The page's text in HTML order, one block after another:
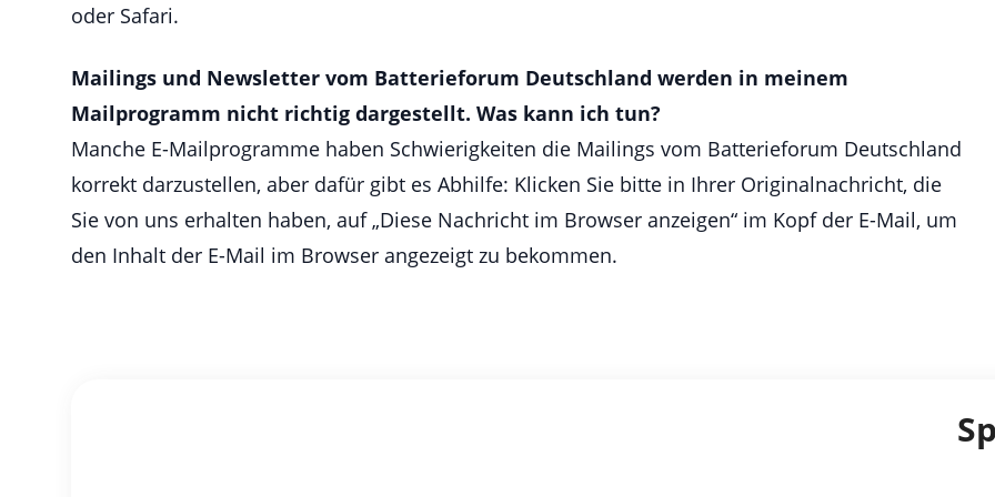
oder Safari.
Mailings und Newsletter vom Batterieforum Deutschland werden in meinem
Mailprogramm nicht richtig dargestellt. Was kann ich tun?
Manche E-Mailprogramme haben Schwierigkeiten die Mailings vom Batterieforum Deutschland
korrekt darzustellen, aber dafür gibt es Abhilfe: Klicken Sie bitte in Ihrer Originalnachricht, die
Sie von uns erhalten haben, auf „Diese Nachricht im Browser anzeigen“ im Kopf der E-Mail, um
den Inhalt der E-Mail im Browser angezeigt zu bekommen.